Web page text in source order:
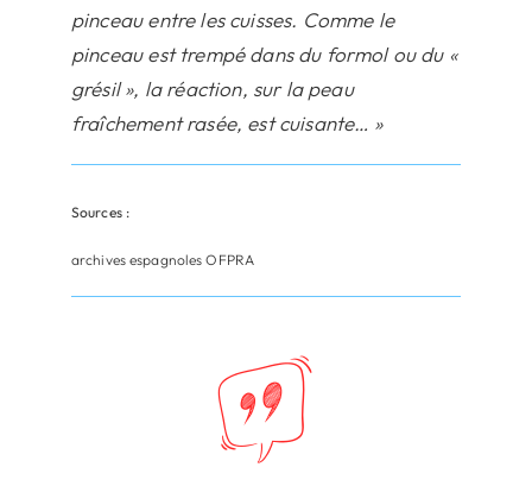
pinceau entre les cuisses. Comme le
pinceau est trempé dans du formol ou du «
grésil », la réaction, sur la peau
fraîchement rasée, est cuisante… »
Sources :
archives espagnoles OFPRA